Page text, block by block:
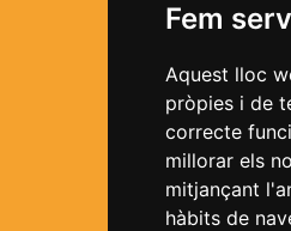
Fem
Aquest lloc
pròpies i de
correcte
millorar els
mitjançant
hàbits de
Segueix-nos a
Avís legal